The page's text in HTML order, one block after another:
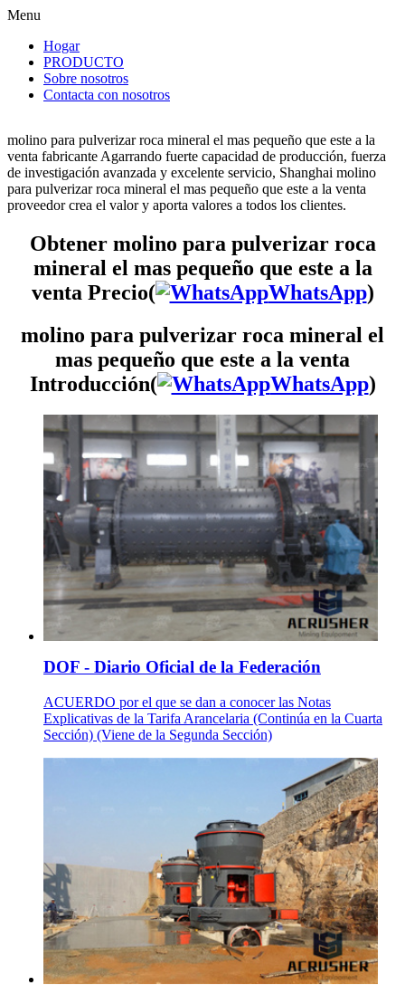
Menu
Hogar
PRODUCTO
Sobre nosotros
Contacta con nosotros
molino para pulverizar roca mineral el mas pequeño que este a la
venta fabricante Agarrando fuerte capacidad de producción, fuerza
de investigación avanzada y excelente servicio, Shanghai molino
para pulverizar roca mineral el mas pequeño que este a la venta
proveedor crea el valor y aporta valores a todos los clientes.
Obtener molino para pulverizar roca
mineral el mas pequeño que este a la
venta Precio(
WhatsApp)
molino para pulverizar roca mineral el
mas pequeño que este a la venta
Introducción(
WhatsApp)
DOF - Diario Oficial de la Federación
ACUERDO por el que se dan a conocer las Notas
Explicativas de la Tarifa Arancelaria (Continúa en la Cuarta
Sección) (Viene de la Segunda Sección)